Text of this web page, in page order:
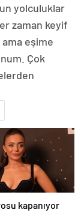
yolculuklar
zaman keyif
ama eşime
Çok
kapanıyor